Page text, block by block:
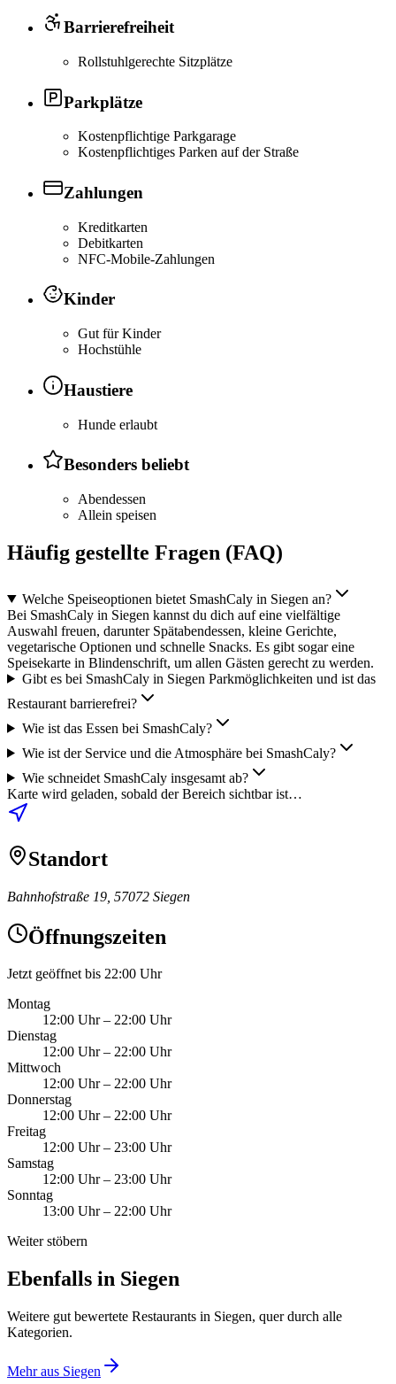
Barrierefreiheit
Rollstuhlgerechte Sitzplätze
Parkplätze
Kostenpflichtige Parkgarage
Kostenpflichtiges Parken auf der Straße
Zahlungen
Kreditkarten
Debitkarten
NFC-Mobile-Zahlungen
Kinder
Gut für Kinder
Hochstühle
Haustiere
Hunde erlaubt
Besonders beliebt
Abendessen
Allein speisen
Häufig gestellte Fragen (FAQ)
Welche Speiseoptionen bietet SmashCaly in Siegen an?
Bei SmashCaly in Siegen kannst du dich auf eine vielfältige
Auswahl freuen, darunter Spätabendessen, kleine Gerichte,
vegetarische Optionen und schnelle Snacks. Es gibt sogar eine
Speisekarte in Blindenschrift, um allen Gästen gerecht zu werden.
Gibt es bei SmashCaly in Siegen Parkmöglichkeiten und ist das
Restaurant barrierefrei?
Wie ist das Essen bei SmashCaly?
Wie ist der Service und die Atmosphäre bei SmashCaly?
Wie schneidet SmashCaly insgesamt ab?
Karte wird geladen, sobald der Bereich sichtbar ist…
Standort
Bahnhofstraße 19, 57072 Siegen
Öffnungszeiten
Jetzt geöffnet bis 22:00 Uhr
Montag
12:00 Uhr– 22:00 Uhr
Dienstag
12:00 Uhr– 22:00 Uhr
Mittwoch
12:00 Uhr– 22:00 Uhr
Donnerstag
12:00 Uhr– 22:00 Uhr
Freitag
12:00 Uhr– 23:00 Uhr
Samstag
12:00 Uhr– 23:00 Uhr
Sonntag
13:00 Uhr– 22:00 Uhr
Weiter stöbern
Ebenfalls in Siegen
Weitere gut bewertete Restaurants in Siegen, quer durch alle
Kategorien.
Mehr aus Siegen